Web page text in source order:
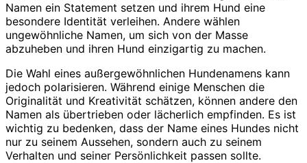
Namen ein Statement setzen und ihrem Hund eine
besondere Identität verleihen. Andere wählen
ungewöhnliche Namen, um sich von der Masse
abzuheben und ihren Hund einzigartig zu machen.
Die Wahl eines außergewöhnlichen Hundenamens kann
jedoch polarisieren. Während einige Menschen die
Originalität und Kreativität schätzen, können andere den
Namen als übertrieben oder lächerlich empfinden. Es ist
wichtig zu bedenken, dass der Name eines Hundes nicht
nur zu seinem Aussehen, sondern auch zu seinem
Verhalten und seiner Persönlichkeit passen sollte.